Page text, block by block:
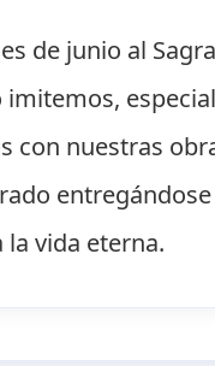
de junio al
con nuestras
vida eterna.